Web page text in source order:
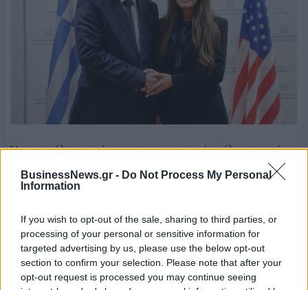
BusinessNews.gr - Do Not Process My Personal
Information
If you wish to opt-out of the sale, sharing to third parties, or
processing of your personal or sensitive information for
targeted advertising by us, please use the below opt-out
section to confirm your selection. Please note that after your
opt-out request is processed you may continue seeing
Ήταν μεγάλη η χαρά μου να συνεργαστούμε όλους αυτούς
επιστέγασμα αυτής της συνεργασίας. Προσβλέπουμε σε
δουλεύοντας μαζί. Είμαστε εδώ μόνο δύο εβδομάδες, τα
καλύτερα είναι μπροστά μας».